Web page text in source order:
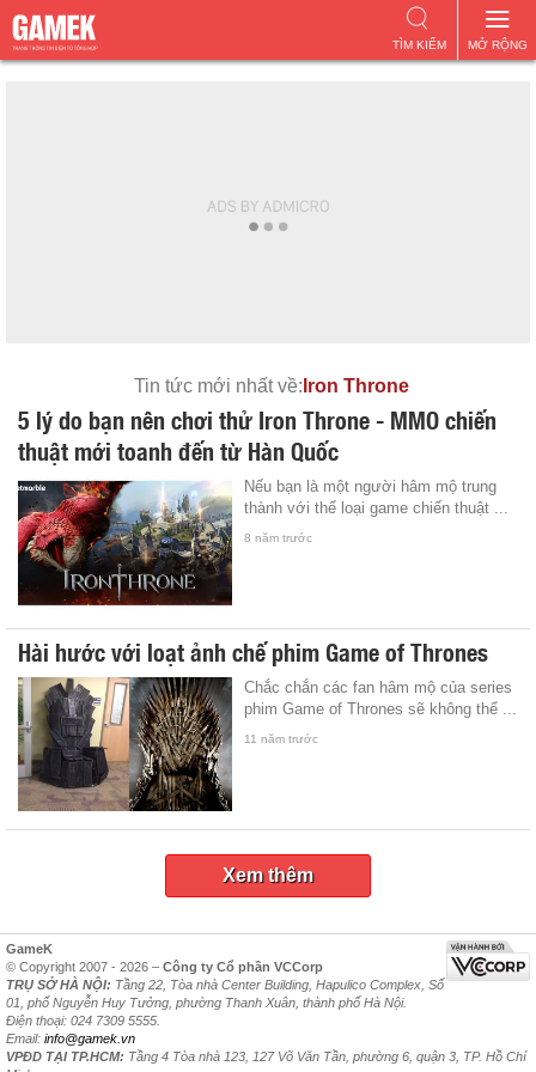
MỞ RỘNG
TÌM KIẾM
Tin tức mới nhất về: Iron Throne
5 lý do bạn nên chơi thử Iron Throne - MMO chiến
thuật mới toanh đến từ Hàn Quốc
Nếu bạn là một người hâm mộ trung
thành với thể loại game chiến thuật ...
8 năm trước
Hài hước với loạt ảnh chế phim Game of Thrones
Chắc chắn các fan hâm mộ của series
phim Game of Thrones sẽ không thể ...
11 năm trước
Xem thêm
GameK
© Copyright 2007 - 2026 – Công ty Cổ phần VCCorp
TRỤ SỞ HÀ NỘI: Tầng 22, Tòa nhà Center Building, Hapulico Complex, Số
01, phố Nguyễn Huy Tưởng, phường Thanh Xuân, thành phố Hà Nội.
Điện thoại: 024 7309 5555.
Email: info@gamek.vn
VPĐD TẠI TP.HCM: Tầng 4 Tòa nhà 123, 127 Võ Văn Tần, phường 6, quận 3, TP. Hồ Chí